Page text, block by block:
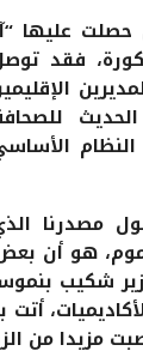
عليها
فقد
مصدرنا
هو أن بعض
شكيب
مزيدا من